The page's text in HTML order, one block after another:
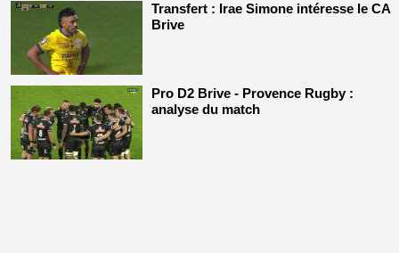
Transfert : Irae Simone intéresse le CA
Brive
Pro D2 Brive - Provence Rugby :
analyse du match